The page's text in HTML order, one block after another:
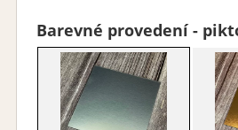
Barevné provedení -